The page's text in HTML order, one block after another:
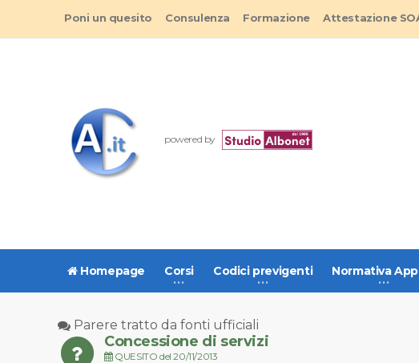
Poni un quesito Consulenza Formazione Attestazione
powered by
Homepage Corsi Codici previgenti Normativa
Parere tratto da fonti ufficiali
Concessione di servizi
QUESITO del 20/11/2013